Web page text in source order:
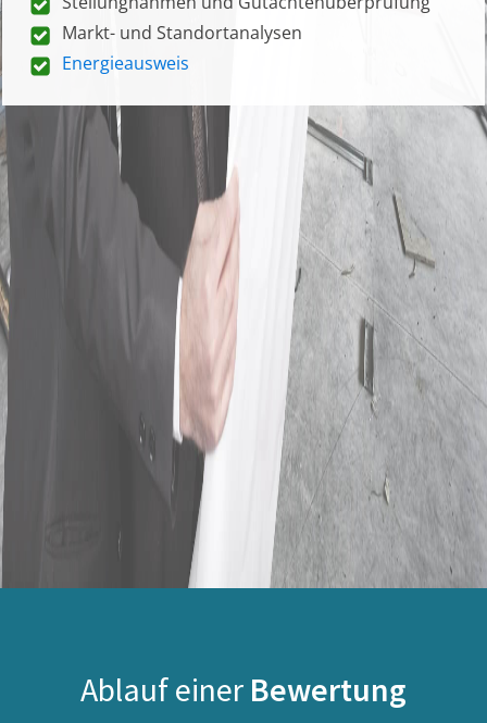
Markt- und Standortanalysen
Energieausweis
Ablauf einer Bewertung